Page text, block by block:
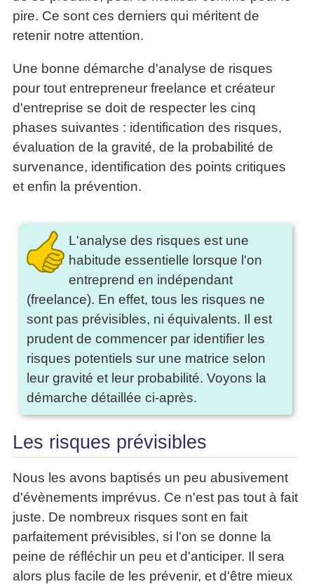
pire. Ce sont ces derniers qui méritent de
retenir notre attention.
Une bonne démarche d'analyse de risques
pour tout entrepreneur freelance et créateur
d'entreprise se doit de respecter les cinq
phases suivantes : identification des risques,
évaluation de la gravité, de la probabilité de
survenance, identification des points critiques
et enfin la prévention.
L'analyse des risques est une
habitude essentielle lorsque l'on
entreprend en indépendant
(freelance). En effet, tous les risques ne
sont pas prévisibles, ni équivalents. Il est
prudent de commencer par identifier les
risques potentiels sur une matrice selon
leur gravité et leur probabilité. Voyons la
démarche détaillée ci-après.
Les risques prévisibles
Nous les avons baptisés un peu abusivement
d'évènements imprévus. Ce n'est pas tout à fait
juste. De nombreux risques sont en fait
parfaitement prévisibles, si l'on se donne la
peine de réfléchir un peu et d'anticiper. Il sera
alors plus facile de les prévenir, et d'être mieux